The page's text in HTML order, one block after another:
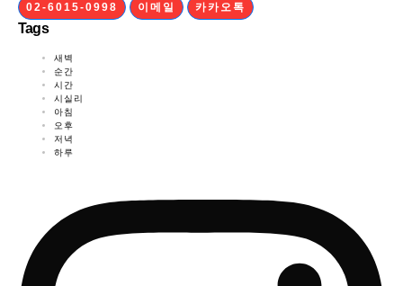
02-6015-0998 이메일 카카오톡
Tags
새벽
순간
시간
시실리
아침
오후
저녁
하루